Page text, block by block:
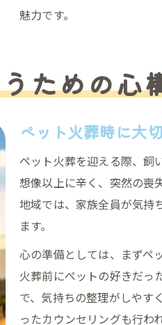
魅力です。
ための心
ペット火葬時に大
ペット火葬を迎える際、飼
想像以上に辛く、突然の喪
地域では、家族全員が気持
ます。
心の準備としては、まずペ
火葬前にペットの好きだっ
で、気持ちの整理がしやす
ったカウンセリングも行わ